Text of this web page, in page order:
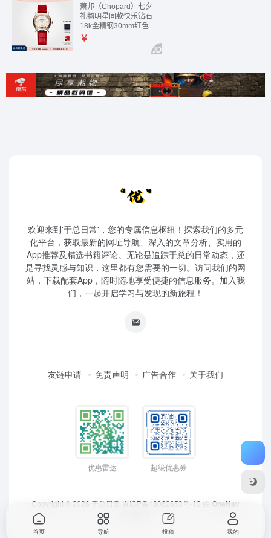
欢迎来到'于总日常'，您的专属信息枢纽！探索我们的多元
化平台，获取最新的网址导航、深入的文章分析、实用的
App推荐及精选书籍评论。无论是追踪于总的日常动态，还
是寻找灵感与知识，这里都有您需要的一切。访问我们的网
站，下载配套App，随时随地享受便捷的信息服务。加入我
们，一起开启学习与发现的新旅程！
友链申请 免责声明 广告合作 关于我们
优惠雷达 超级优惠券
Copyright © 2026 于总日常 京ICP备18062653号-12 由 OneNav
首页 导航 投稿 我的